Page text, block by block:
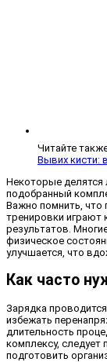
Читайте
Вывих кисти:
Некоторые делятся
подобранный
Важно помнить, что
тренировки
результатов.
физическое
улучшается, что
Как часто
Зарядка
избежать
длительность
комплексу, следует
подготовить